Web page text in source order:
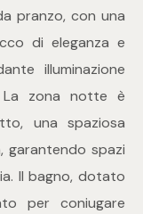
pranzo, con una
di eleganza e
illuminazione
zona notte è
una spaziosa
garantendo spazi
Il bagno, dotato
per coniugare